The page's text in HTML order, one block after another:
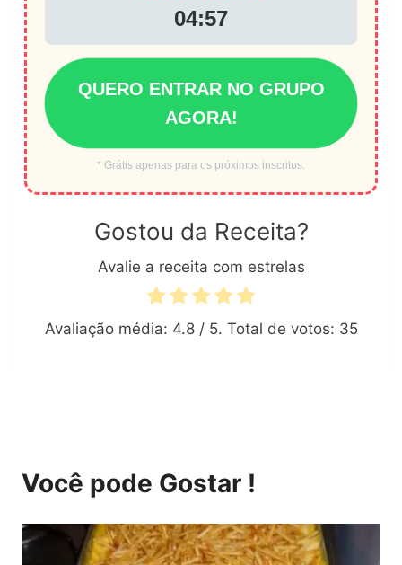
04:56
QUERO ENTRAR NO GRUPO
AGORA!
* Grátis apenas para os próximos inscritos.
Gostou da Receita?
Avalie a receita com estrelas
Avaliação média: 4.8/ 5. Total de votos: 35
Você pode Gostar !